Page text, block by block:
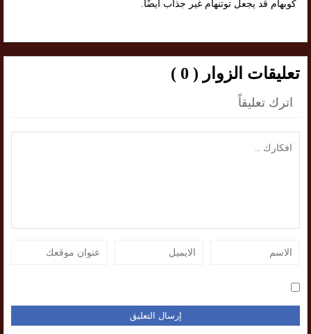
كوبهام قد يجعل توتنهام غير جذاب أيضًا.
تعليقات الزوار ( 0 )
اترك تعليقاً